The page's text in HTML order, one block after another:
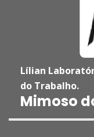
Lílian
do Trabalho.
Mimoso